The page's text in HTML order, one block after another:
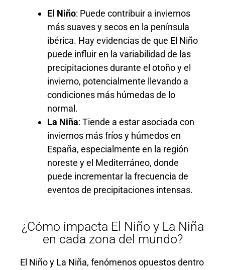
El Niño: Puede contribuir a inviernos
más suaves y secos en la península
ibérica. Hay evidencias de que El Niño
puede influir en la variabilidad de las
precipitaciones durante el otoño y el
invierno, potencialmente llevando a
condiciones más húmedas de lo
normal.
La Niña: Tiende a estar asociada con
inviernos más fríos y húmedos en
España, especialmente en la región
noreste y el Mediterráneo, donde
puede incrementar la frecuencia de
eventos de precipitaciones intensas.
¿Cómo impacta El Niño y La Niña
en cada zona del mundo?
El Niño y La Niña, fenómenos opuestos dentro